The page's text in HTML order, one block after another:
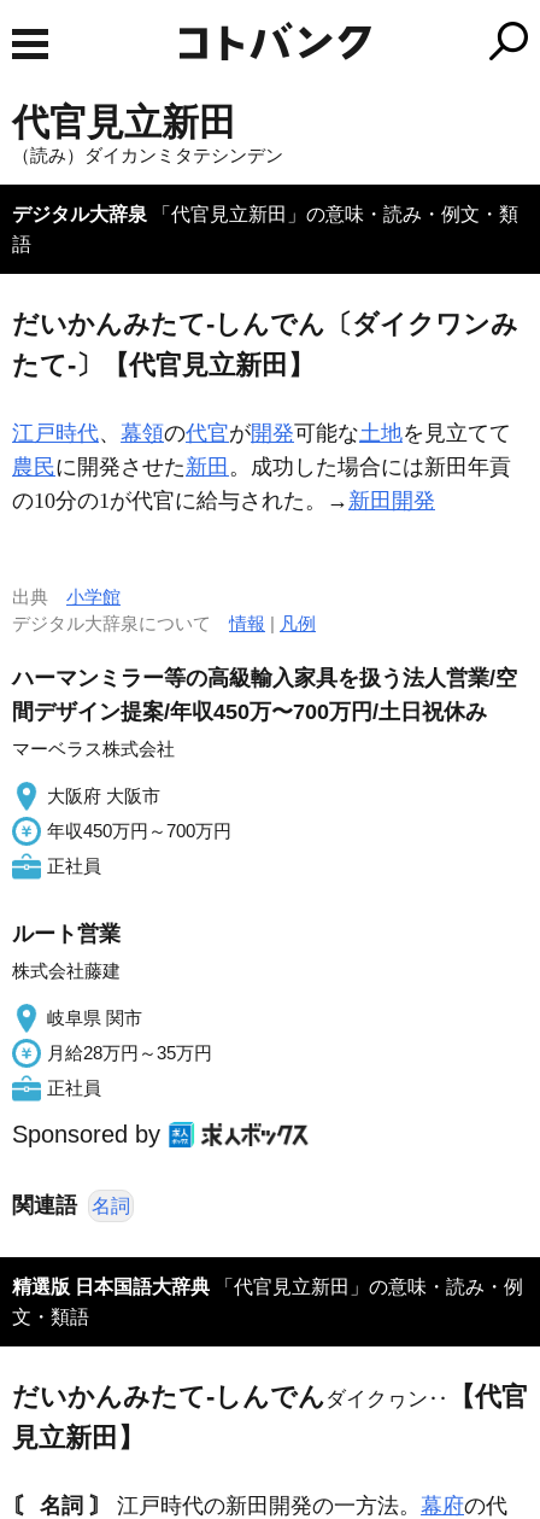
代官見立新田
（読み）ダイカンミタテシンデン
デジタル大辞泉 「代官見立新田」の意味・読み・例文・類
語
だいかんみたて‐しんでん〔ダイクワンみ
たて‐〕【代官見立新田】
江戸時代、 幕領の代官が開発可能な土地を見立てて
農民に開発させた新田 。成功した場合には新田年貢
の10分の1が代官に給与された。→ 新田開発
出典 小学館
デジタル大辞泉について情報 | 凡例
ハーマンミラー等の高級輸入家具を扱う法人営業/空
間デザイン提案/年収450万〜700万円/土日祝休み
マーベラス株式会社
大阪府 大阪市
年収450万円～700万円
正社員
ルート営業
株式会社藤建
岐阜県 関市
月給28万円～35万円
正社員
Sponsored by
関連語 名詞
精選版 日本国語大辞典 「代官見立新田」の意味・読み・例
文・類語
だいかんみたて‐しんでんダイクヮン‥
【代官
見立新田】
〘 名詞 〙 江戸時代の新田開発の一方法。 幕府の代